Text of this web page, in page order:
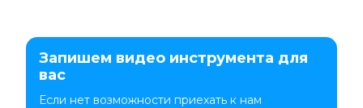
Запишем видео инструмента для
вас
Если нет возможности приехать к нам